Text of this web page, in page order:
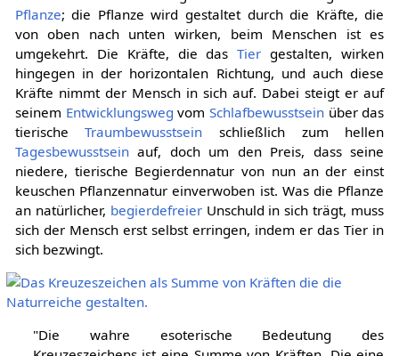
Pflanze; die Pflanze wird gestaltet durch die Kräfte, die
von oben nach unten wirken, beim Menschen ist es
umgekehrt. Die Kräfte, die dasTier gestalten, wirken
hingegen in der horizontalen Richtung, und auch diese
Kräfte nimmt der Mensch in sich auf. Dabei steigt er auf
seinem Entwicklungsweg vom Schlafbewusstseinüber das
tierischeTraumbewusstsein schließlich zum hellen
Tagesbewusstseinauf, doch um den Preis, dass seine
niedere, tierische Begierdennatur von nun an der einst
keuschen Pflanzennatur einverwoben ist. Was die Pflanze
an natürlicher, begierdefreierUnschuld in sich trägt, muss
sich der Mensch erst selbst erringen, indem er das Tier in
sich bezwingt.
"Die wahre esoterische Bedeutung des